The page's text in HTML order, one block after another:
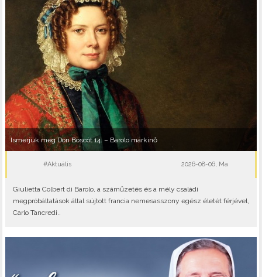
Ismerjük meg Don Boscót 14. – Barolo márkinő
#Aktuális 2026-08-06, Ma
Giulietta Colbert di Barolo, a száműzetés és a mély családi
megpróbáltatások által sújtott francia nemesasszony egész életét férjével,
Carlo Tancredi..